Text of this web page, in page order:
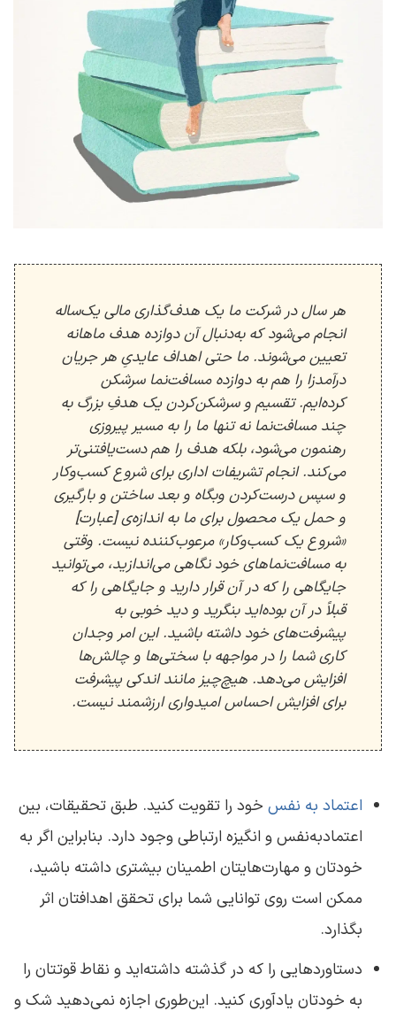
هر سال در شرکت ما یک هدف‌گذاری مالی یک‌ساله
انجام می‌شود که به‌دنبال آن دوازده هدف ماهانه
تعیین می‌شوند. ما حتی اهداف عایدیِ هر جریان
درآمدزا را هم به دوازده مسافت‌نما سرشکن
کرده‌ایم. تقسیم و سرشکن‌کردن یک هدفِ بزرگ به
چند مسافت‌نما نه تنها ما را به مسیر پیروزی
رهنمون می‌شود، بلکه هدف را هم دست‌یافتنی‌تر
می‌کند. انجام تشریفات اداری برای شروع کسب‌‌وکار
و سپس درست‌کردن وبگاه و بعد ساختن و بارگیری
و حمل یک محصول برای ما به اندازه‌ی [عبارت]
«شروع یک کسب‌وکار» مرعوب‌کننده نیست. وقتی
به مسافت‌نماهای خود نگاهی می‌اندازید، می‌توانید
جایگاهی را که در آن قرار دارید و جایگاهی را که
قبلاً در آن بوده‌اید بنگرید و دید خوبی به
پیشرفت‌های خود داشته باشید. این امر وجدان
کاری شما را در مواجهه با سختی‌ها و چالش‌ها
افزایش می‌دهد. هیچ‌چیز مانند اندکی پیشرفت
برای افزایش احساس امیدواری ارزشمند نیست.
اعتماد به‌ نفسخود را تقویت کنید. طبق تحقیقات، بین
اعتمادبه‌نفس و انگیزه ارتباطی وجود دارد. بنابراین اگر به
خودتان و مهارت‌هایتان اطمینان بیشتری داشته ‌باشید،
ممکن است روی توانایی شما برای تحقق اهدافتان اثر
بگذارد.
دستاوردهایی را که در گذشته داشته‌اید و نقاط قوتتان را
به خودتان یادآوری کنید. این‌طوری اجازه نمی‌دهید شک و